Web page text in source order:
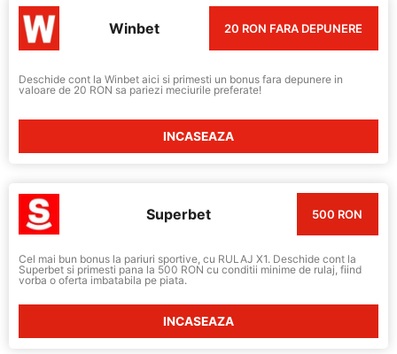
Winbet 20 RON FARA DEPUNERE
Deschide cont la Winbet aici si primesti un bonus fara depunere in
valoare de 20 RON sa pariezi meciurile preferate!
INCASEAZA
Superbet 500 RON
Cel mai bun bonus la pariuri sportive, cu RULAJ X1. Deschide cont la
Superbet si primesti pana la 500 RON cu conditii minime de rulaj, fiind
vorba o oferta imbatabila pe piata.
INCASEAZA